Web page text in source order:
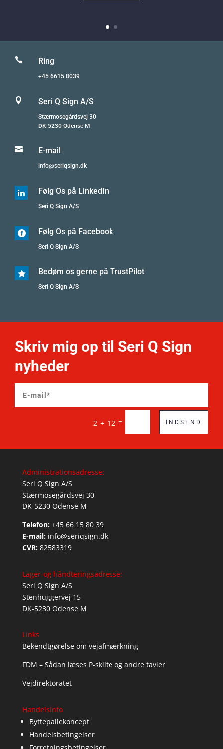
 Ring
+45 6615 8039
 Seri Q Sign A/S
Stærmosegårdsvej 30
DK-5230 Odense M
 E-mail
info@seriqsign.dk
 Følg Os på LinkedIn
Seri Q Sign A/S
 Følg Os på Facebook
Seri Q Sign A/S
 Bedøm os gerne på TrustPilot
Seri Q Sign A/S
Skriv mig op til Seri Q Sign
nyheder
2 + 12 = INDSEND
Administrationsadresse:
Seri Q Sign A/S
Stærmosegårdsvej 30
DK-5230 Odense M
Telefon: +45 66 15 80 39
E-mail: info@seriqsign.dk
CVR: 82583319
Lager-og håndteringsadresse:
Seri Q Sign A/S
Stenhuggervej 15
DK-5230 Odense M
Links
Bekendtgørelse om vejafmærkning
FDM – Sådan læses P-skilte og andre tavler
Vejdirektoratet
Handelsinfo
Byttepallekoncept
Handelsbetingelser